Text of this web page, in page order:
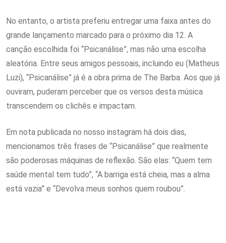
No entanto, o artista preferiu entregar uma faixa antes do
grande lançamento marcado para o próximo dia 12. A
canção escolhida foi “Psicanálise”, mas não uma escolha
aleatória. Entre seus amigos pessoais, incluindo eu (Matheus
Luzi), “Psicanálise” já é a obra prima de The Barba. Aos que já
ouviram, puderam perceber que os versos desta música
transcendem os clichês e impactam.
Em nota publicada no nosso instagram há dois dias,
mencionamos três frases de “Psicanálise” que realmente
são poderosas máquinas de reflexão. São elas: “Quem tem
saúde mental tem tudo”, “A barriga está cheia, mas a alma
está vazia” e “Devolva meus sonhos quem roubou”.